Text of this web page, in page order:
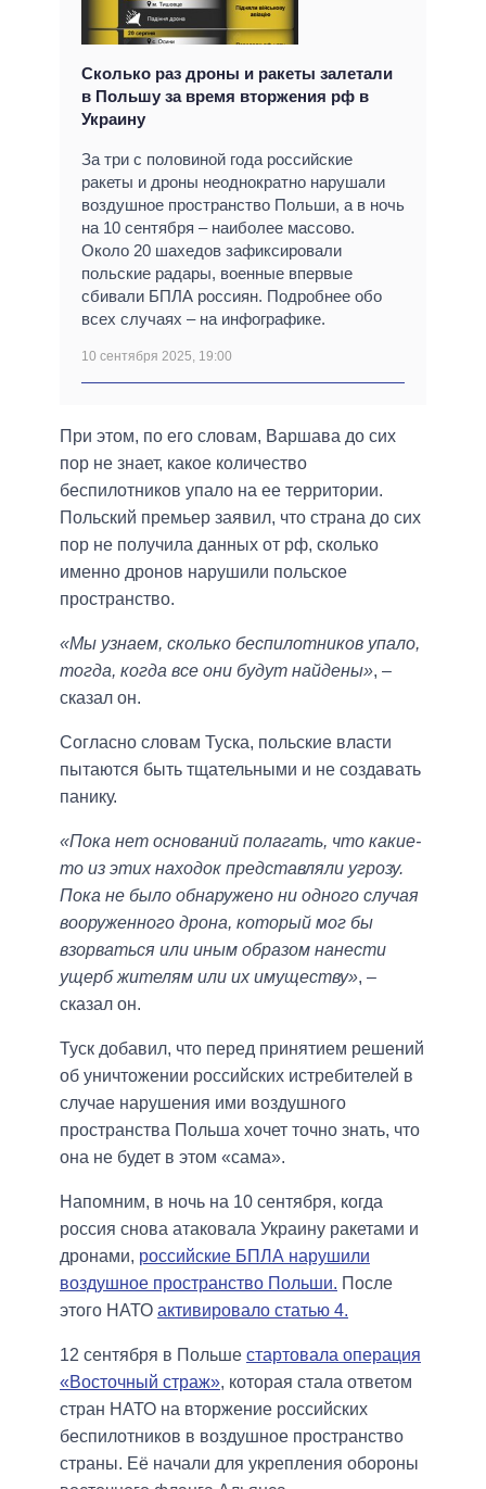
Сколько раз дроны и ракеты залетали
в Польшу за время вторжения рф в
Украину
За три с половиной года российские
ракеты и дроны неоднократно нарушали
воздушное пространство Польши, а в ночь
на 10 сентября – наиболее массово.
Около 20 шахедов зафиксировали
польские радары, военные впервые
сбивали БПЛА россиян. Подробнее обо
всех случаях – на инфографике.
10 сентября 2025, 19:00
При этом, по его словам, Варшава до сих
пор не знает, какое количество
беспилотников упало на ее территории.
Польский премьер заявил, что страна до сих
пор не получила данных от рф, сколько
именно дронов нарушили польское
пространство.
«Мы узнаем, сколько беспилотников упало,
тогда, когда все они будут найдены», –
сказал он.
Согласно словам Туска, польские власти
пытаются быть тщательными и не создавать
панику.
«Пока нет оснований полагать, что какие-
то из этих находок представляли угрозу.
Пока не было обнаружено ни одного случая
вооруженного дрона, который мог бы
взорваться или иным образом нанести
ущерб жителям или их имуществу», –
сказал он.
Туск добавил, что перед принятием решений
об уничтожении российских истребителей в
случае нарушения ими воздушного
пространства Польша хочет точно знать, что
она не будет в этом «сама».
Напомним, в ночь на 10 сентября, когда
россия снова атаковала Украину ракетами и
дронами, российские БПЛА нарушили
воздушное пространство Польши. После
этого НАТО активировало статью 4.
12 сентября в Польше стартовала операция
«Восточный страж», которая стала ответом
стран НАТО на вторжение российских
беспилотников в воздушное пространство
страны. Её начали для укрепления обороны